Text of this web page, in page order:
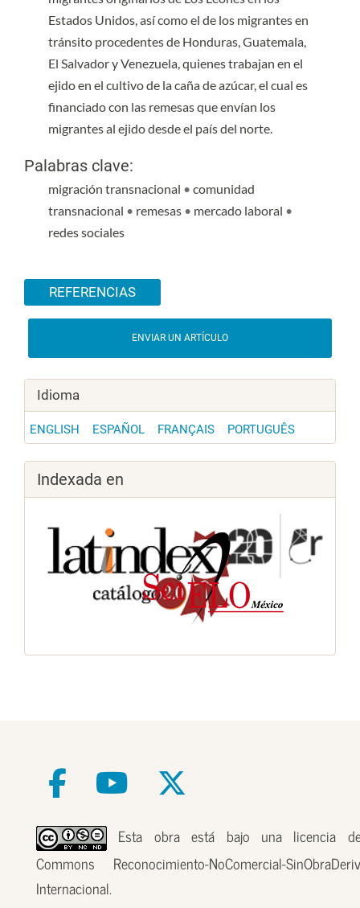
Estados Unidos, así como el de los migrantes en
tránsito procedentes de Honduras, Guatemala,
El Salvador y Venezuela, quienes trabajan en el
ejido en el cultivo de la caña de azúcar, el cual es
financiado con las remesas que envían los
migrantes al ejido desde el país del norte.
Palabras clave:
migración transnacional • comunidad
transnacional • remesas • mercado laboral •
redes sociales
REFERENCIAS
ENVIAR UN ARTÍCULO
Idioma
ENGLISH ESPAÑOL FRANÇAIS PORTUGUÊS
Indexada en
Esta obra está bajo una licencia
Commons Reconocimiento-NoComercial-
Internacional.